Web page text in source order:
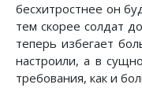
бесхитростнее он
тем скорее солдат
теперь избегает
настроили, а в
требования, как и